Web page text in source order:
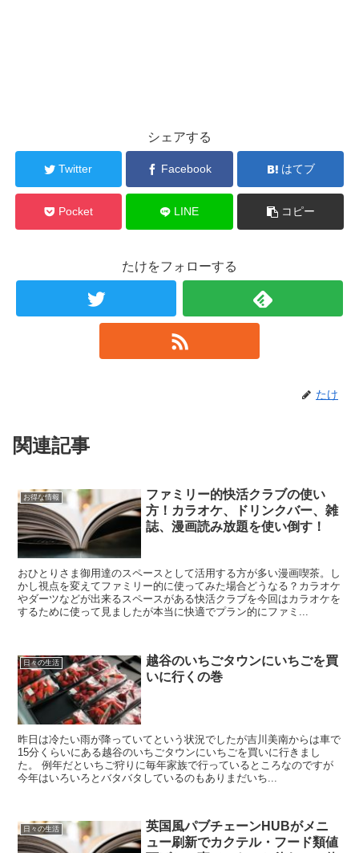
シェアする
Twitter Facebook はてブ
Pocket LINE コピー
たけをフォローする
たけ
関連記事
お得な情報
ファミリー的快活クラブの使い
方！カラオケ、ドリンクバー、雑
誌、漫画読み放題を使い倒す！
おひとりさま御用達のスペースとして活用する方が多い漫画喫茶。し
かし視点を変えてファミリー的に使ってみた場合どうなる？カラオケ
やダーツなどが出来るスペースがある快活クラブを今回はカラオケを
するために使って見ましたが本当に快適でプラン的にファミ...
日々の生活
越谷のいちごタウンにいちごを買
いに行くの巻
昨日は冷たい雨が降っていてという状況でしたが吉川美南からは車で
15分くらいにある越谷のいちごタウンにいちごを買いに行きまし
た。 例年だといちご狩りに毎年家族で行っているところなのですが
今年はいろいろとバタバタしているのもありまだいち...
日々の生活
英国風パブチェーンHUBがメニ
ュー刷新でカクテル・フード類値